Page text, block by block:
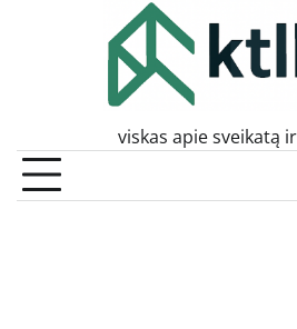
viskas apie sveikatą